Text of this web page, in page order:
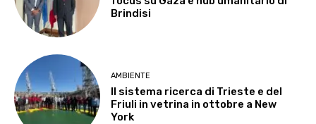
Brindisi
AMBIENTE
Il sistema ricerca di Trieste e del
Friuli in vetrina in ottobre a New
York